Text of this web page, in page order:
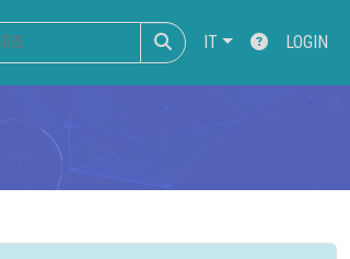
IT LOGIN